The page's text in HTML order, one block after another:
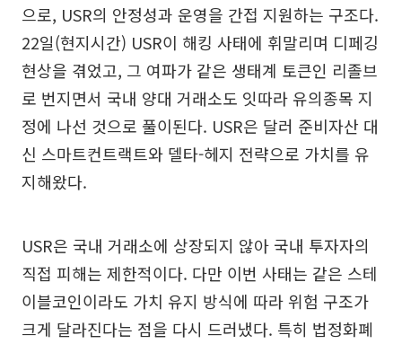
으로, USR의 안정성과 운영을 간접 지원하는 구조다.
22일(현지시간) USR이 해킹 사태에 휘말리며 디페깅
현상을 겪었고, 그 여파가 같은 생태계 토큰인 리졸브
로 번지면서 국내 양대 거래소도 잇따라 유의종목 지
정에 나선 것으로 풀이된다. USR은 달러 준비자산 대
신 스마트컨트랙트와 델타-헤지 전략으로 가치를 유
지해왔다.
USR은 국내 거래소에 상장되지 않아 국내 투자자의
직접 피해는 제한적이다. 다만 이번 사태는 같은 스테
이블코인이라도 가치 유지 방식에 따라 위험 구조가
크게 달라진다는 점을 다시 드러냈다. 특히 법정화폐